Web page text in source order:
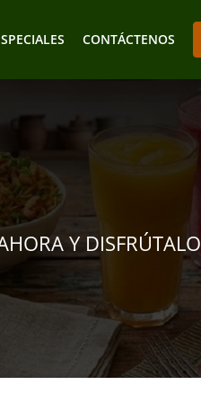
CONTÁCTENOS
Y DISFRÚTALO